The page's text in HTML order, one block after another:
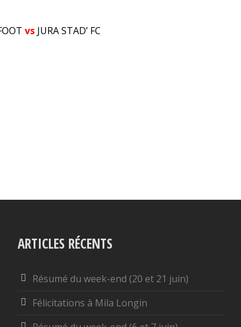
vs JURA STAD’ FC
ARTICLES RÉCENTS
Résumé du week-end (20 et 21 juin)
Félicitations à Mila Longin